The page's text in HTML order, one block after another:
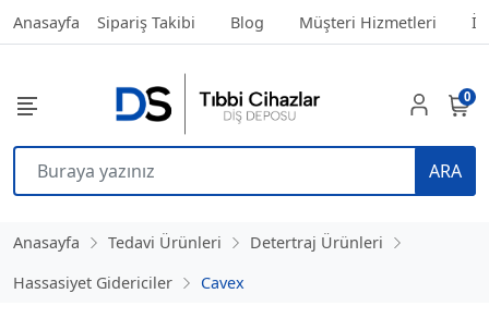
Anasayfa Sipariş Takibi Blog Müşteri Hizmetleri
ARA
0
Anasayfa Tedavi Ürünleri
Detertraj Ürünleri
Hassasiyet Gidericiler
Cavex